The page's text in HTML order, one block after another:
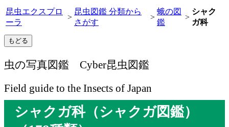
昆虫エクスプロ
ーラ
>
昆虫図鑑 分類から
さがす
>
蛾の図
鑑
>
シャク
ガ科
虫の写真図鑑 Cyber昆虫図鑑
Field guide to the Insects of Japan
シャクガ科（シャクガ図鑑）